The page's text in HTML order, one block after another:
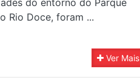
do entorno do Parque
Rio Doce, foram ...
Ver Mais